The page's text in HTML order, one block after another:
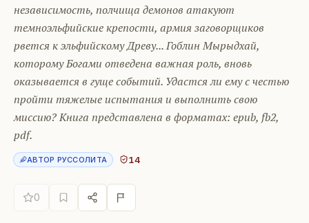
независимость, полчища демонов атакуют
темноэльфийские крепости, армия заговорщиков
рвется к эльфийскому Древу... Гоблин Мырыдхай,
которому Богами отведена важная роль, вновь
оказывается в гуще событий. Удастся ли ему с честью
пройти тяжелые испытания и выполнить свою
миссию? Книга представлена в форматах: epub, fb2,
pdf.
АВТОР РУССОЛИТА 14
0